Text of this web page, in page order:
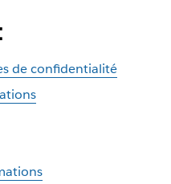
de confidentialité